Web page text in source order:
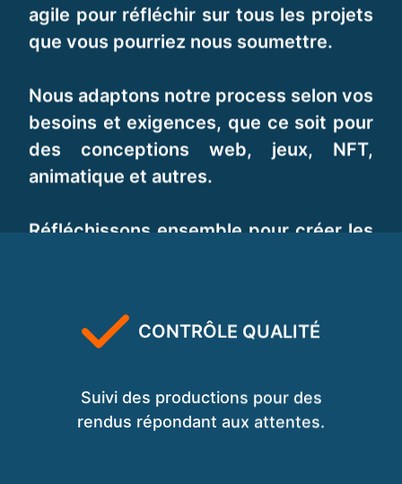
agile pour réfléchir sur tous les projets
que vous pourriez nous soumettre.
Nous adaptons notre process selon vos
besoins et exigences, que ce soit pour
des conceptions web, jeux, NFT,
animatique et autres.
Réfléchissons ensemble pour créer les
CONTRÔLE QUALITÉ
Suivi des productions pour des
rendus répondant aux attentes.